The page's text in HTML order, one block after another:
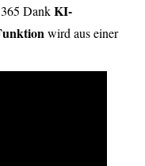
DankKI-
wird aus einer